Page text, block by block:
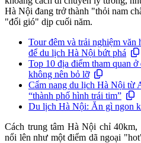
Hà Nội đang trở thành "thỏi nam
"đổi gió" dịp cuối năm.
Tour đêm và trải nghiệm văn
để du lịch Hà Nội bứt phá
Top 10 địa điểm tham quan
không nên bỏ lỡ
Cẩm nang du lịch Hà Nội từ
“thành phố hình trái tim”
Du lịch Hà Nội: Ăn gì ngon
Cách trung tâm Hà Nội chỉ
nổi lên như một điểm dã ngoại